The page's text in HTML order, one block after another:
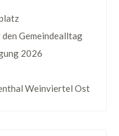
Gemeindealltag
2026
Weinviertel Ost